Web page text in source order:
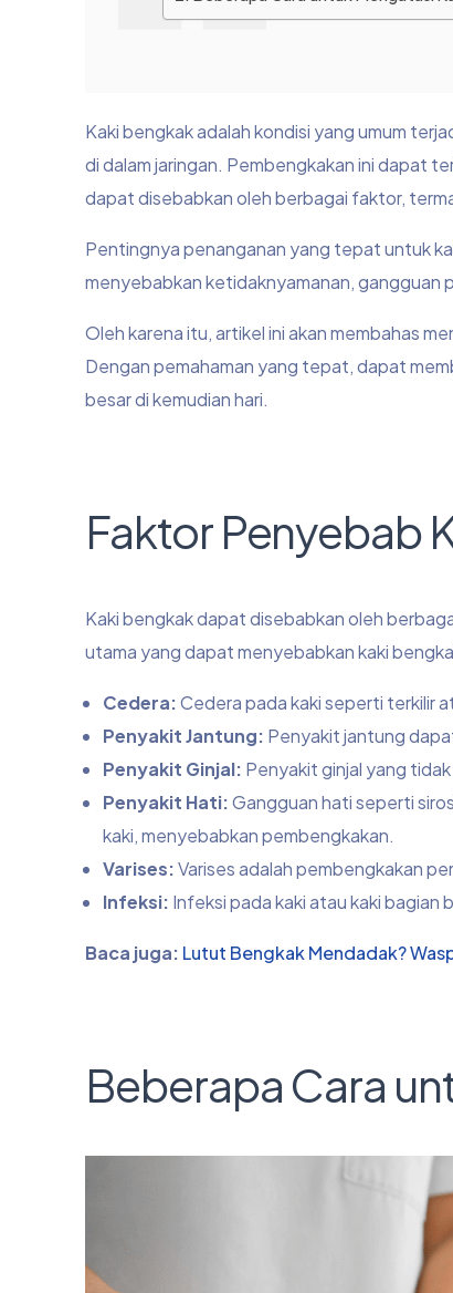
Kaki bengkak adalah kondisi yang umum
di dalam jaringan. Pembengkakan ini dapat
dapat disebabkan oleh berbagai faktor,
Pentingnya penanganan yang tepat untuk
menyebabkan ketidaknyamanan, gangguan
Oleh karena itu, artikel ini akan membahas
Dengan pemahaman yang tepat, dapat
besar di kemudian hari.
Faktor Penyebab
Kaki bengkak dapat disebabkan oleh
utama yang dapat menyebabkan kaki
Cedera:Cedera pada kaki seperti terkilir
Penyakit Jantung: Penyakit jantung
Penyakit Ginjal: Penyakit ginjal yang
Penyakit Hati:Gangguan hati seperti
kaki, menyebabkan pembengkakan.
Varises:Varises adalah pembengkakan
Infeksi: Infeksi pada kaki atau kaki
Baca juga: Lutut Bengkak Mendadak?
Beberapa Cara